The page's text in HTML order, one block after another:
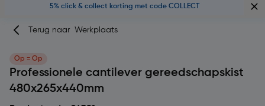
5% click & collect korting met code COLLECT
Terug naar Werkplaats
Op = Op
Professionele cantilever gereedschapskist
480x265x440mm